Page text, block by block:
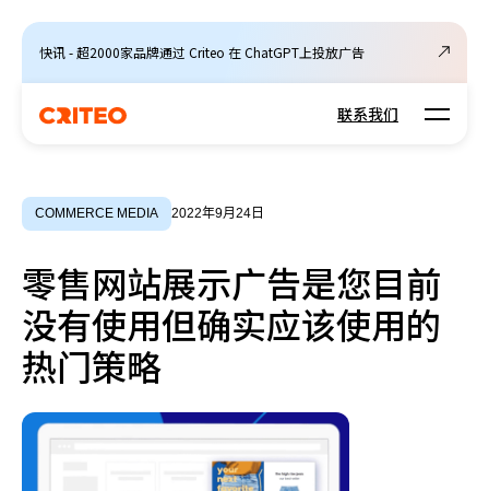
快讯 - 超2000家品牌通过 Criteo 在 ChatGPT上投放广告
联系我们 Open
COMMERCE MEDIA 2022年9月24日
零售网站展示广告是您目前
没有使用但确实应该使用的
热门策略